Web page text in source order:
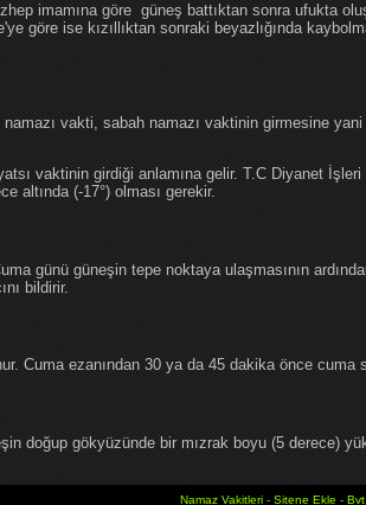
imamına göre güneş battıktan sonra ufukta
göre ise kızıllıktan sonraki beyazlığında
vakti, sabah namazı vaktinin girmesine
vaktinin girdiği anlamına gelir. T.C Diyanet İşleri
altında (-17°) olması gerekir.
günü güneşin tepe noktaya ulaşmasının
bildirir.
Cuma ezanından 30 ya da 45 dakika önce cuma
doğup gökyüzünde bir mızrak boyu (5 derece)
Namaz Vakitleri - Sitene Ekle -